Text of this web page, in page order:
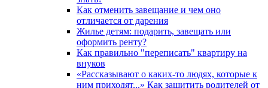
Как отменить завещание и чем оно
отличается от дарения
Жилье детям: подарить, завещать или
оформить ренту?
Как правильно "переписать" квартиру на
внуков
«Рассказывают о каких-то людях, которые к
ним приходят...» Как защитить родителей от